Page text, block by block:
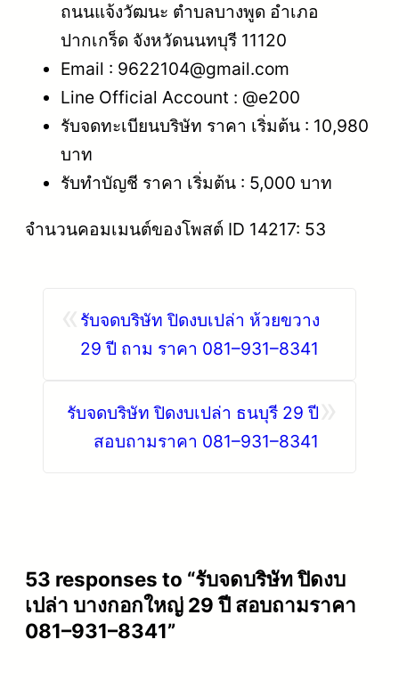
ถนนแจ้งวัฒนะ ตำบลบางพูด อำเภอ
ปากเกร็ด จังหวัดนนทบุรี 11120
Email : 9622104@gmail.com
Line Official Account : @e200
รับจดทะเบียนบริษัท ราคา เริ่มต้น : 10,980
บาท
รับทำบัญชี ราคา เริ่มต้น : 5,000 บาท
จำนวนคอมเมนต์ของโพสต์ ID 14217: 53
รับจดบริษัท ปิดงบเปล่า ห้วยขวาง
29 ปี ถาม ราคา 081–931–8341
รับจดบริษัท ปิดงบเปล่า ธนบุรี 29 ปี
สอบถามราคา 081–931–8341
53 responses to “รับจดบริษัท ปิดงบ
เปล่า บางกอกใหญ่ 29 ปี สอบถามราคา
081–931–8341”